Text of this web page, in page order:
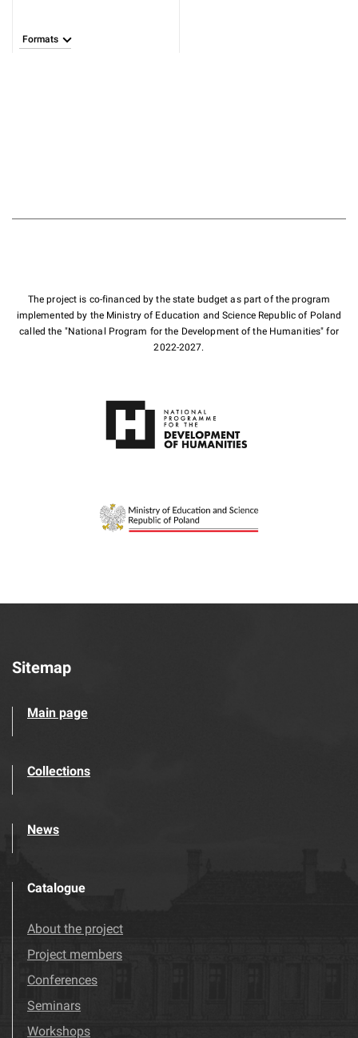
Formats
The project is co-financed by the state budget as part of the program
implemented by the Ministry of Education and Science Republic of Poland
called the "National Program for the Development of the Humanities" for
2022-2027.
Sitemap
Main page
Collections
News
Catalogue
About the project
Project members
Conferences
Seminars
Workshops